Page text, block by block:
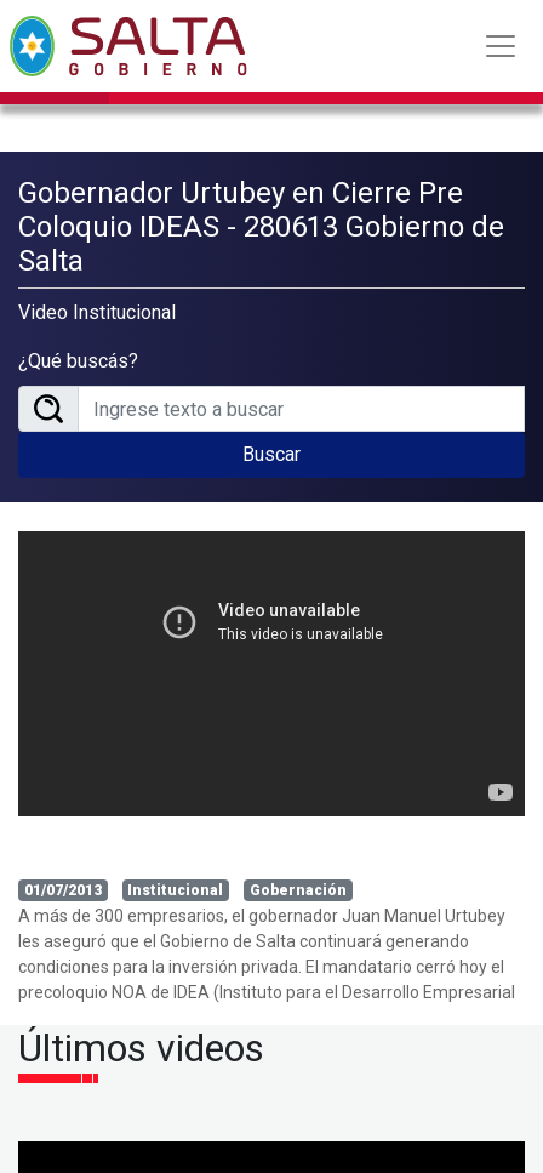
Gobernador Urtubey en Cierre Pre
Coloquio IDEAS - 280613 Gobierno de
Salta
Video Institucional
¿Qué buscás?
Buscar
01/07/2013 Institucional Gobernación
A más de 300 empresarios, el gobernador Juan Manuel Urtubey
les aseguró que el Gobierno de Salta continuará generando
condiciones para la inversión privada. El mandatario cerró hoy el
precoloquio NOA de IDEA (Instituto para el Desarrollo Empresarial
Últimos videos